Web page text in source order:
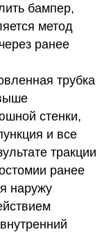
бампер,
метод
ранее
трубка
стенки,
и все
тракции
ранее
наружу